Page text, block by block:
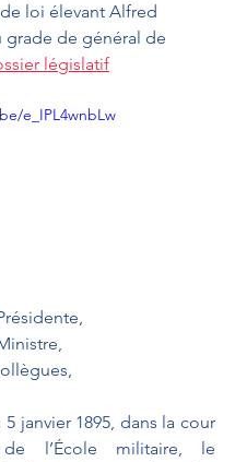
loi élevant Alfred
grade de général de
législatif
e_IPL4wnbLw
5 janvier 1895, dans la cour
de l’École militaire, le